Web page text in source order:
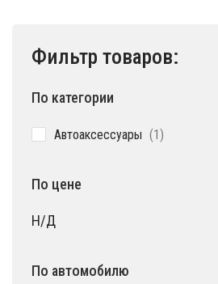
Фильтр товаров:
По категории
Автоаксессуары 11
По цене
Н/Д
По автомобилю